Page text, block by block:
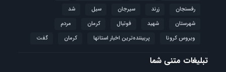
رفسنجان
زرند سیرجان سیل
شد
شهرستان
شهید فوتبال كرمان
مردم
ویروس کرونا
پربیننده‌ترین اخبار استانها کرمان گفت
تبلیغات متنی شما